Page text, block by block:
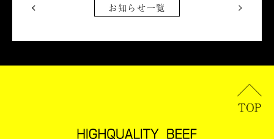
お知らせ一覧